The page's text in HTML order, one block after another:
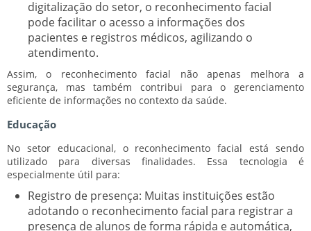
digitalização do setor, o reconhecimento facial
pode facilitar o acesso a informações dos
pacientes e registros médicos, agilizando o
atendimento.
Assim, o reconhecimento facial não apenas melhora a
segurança, mas também contribui para o gerenciamento
eficiente de informações no contexto da saúde.
Educação
No setor educacional, o reconhecimento facial está sendo
utilizado para diversas finalidades. Essa tecnologia é
especialmente útil para:
Registro de presença: Muitas instituições estão
adotando o reconhecimento facial para registrar a
presença de alunos de forma rápida e automática,